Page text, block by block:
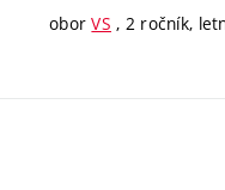
oborVS , 2 ročník,